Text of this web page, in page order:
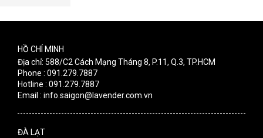
HỒ CHÍ MINH
Địa chỉ: 588/C2 Cách Mạng Tháng 8, P.11, Q.3, TP.HCM
Phone : 091.279.7887
Hotline : 091.279.7887
Email : info.saigon@lavender.com.vn
ĐÀ LẠT